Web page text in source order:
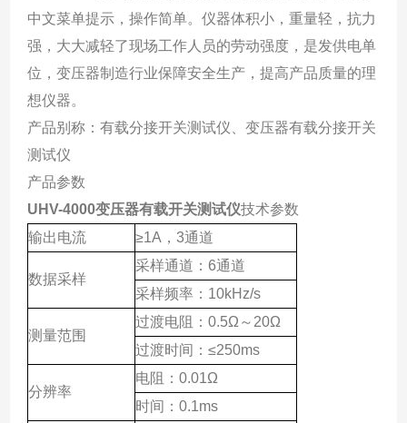
中文菜单提示，操作简单。仪器体积小，重量轻，抗力
强，大大减轻了现场工作人员的劳动强度，是发供电单
位，变压器制造行业保障安全生产，提高产品质量的理
想仪器。
产品别称：有载分接开关测试仪、变压器有载分接开关
测试仪
产品参数
UHV-4000变压器有载开关测试仪技术参数
输出电流
≥1A，3通道
数据采样
采样通道：6通道
采样频率：10kHz/s
测量范围
过渡电阻：0.5Ω～20Ω
过渡时间：≤250ms
分辨率
电阻：0.01Ω
时间：0.1ms